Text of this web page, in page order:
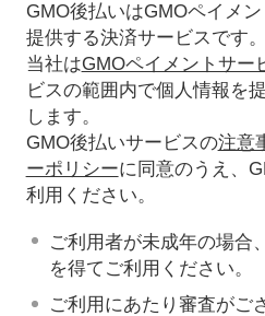
GMO後払いはGMOペイメ
提供する決済サービスです。
当社はGMOペイメントサー
ビスの範囲内で個人情報を
します。
GMO後払いサービスの注意
ーポリシーに同意のうえ、
利用ください。
ご利用者が未成年の場合
を得てご利用ください。
ご利用にあたり審査がご